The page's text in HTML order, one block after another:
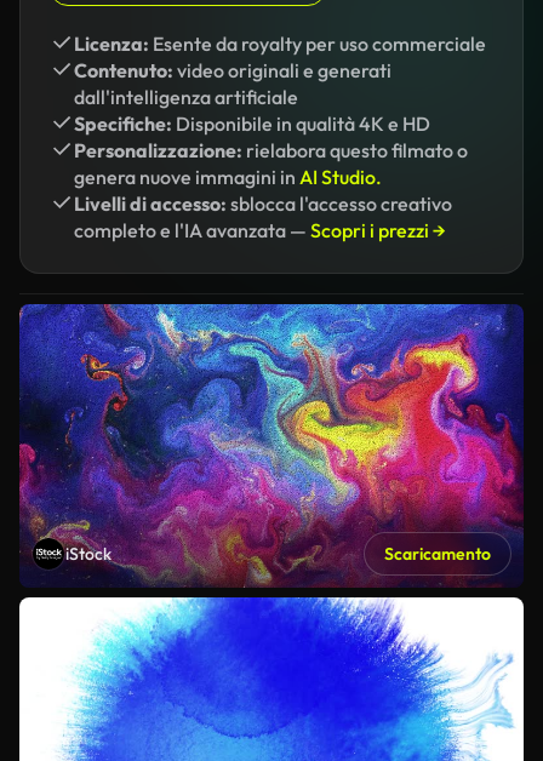
Licenza: Esente da royalty per uso commerciale
Contenuto: video originali e generati
dall'intelligenza artificiale
Specifiche: Disponibile in qualità 4K e HD
Personalizzazione: rielabora questo filmato o
genera nuove immagini in AI Studio.
Livelli di accesso: sblocca l'accesso creativo
completo e l'IA avanzata — Scopri i prezzi →
iStock Scaricamento